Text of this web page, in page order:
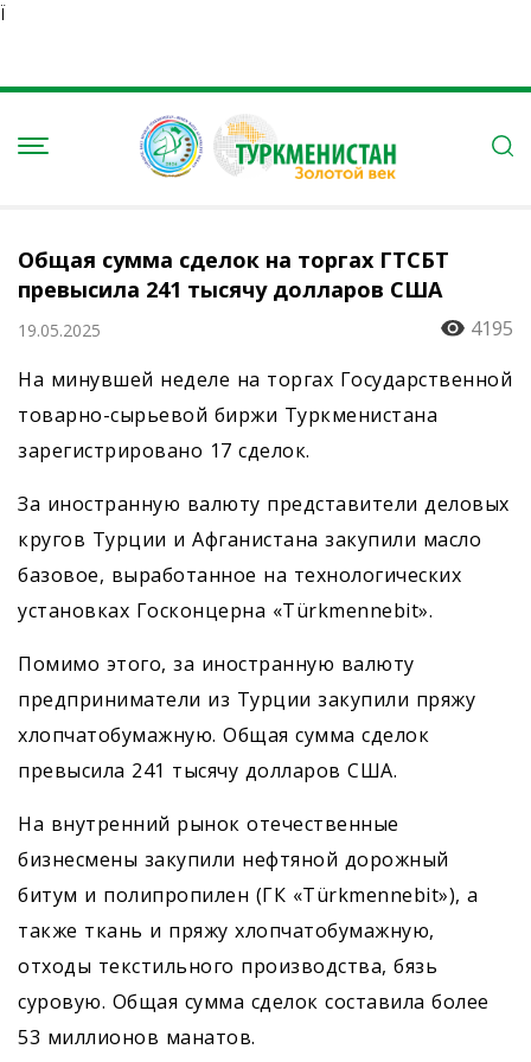
Ï
Общая сумма сделок на торгах ГТСБТ
превысила 241 тысячу долларов США
19.05.2025
4195
На минувшей неделе на торгах Государственной
товарно-сырьевой биржи Туркменистана
зарегистрировано 17 сделок.
За иностранную валюту представители деловых
кругов Турции и Афганистана закупили масло
базовое, выработанное на технологических
установках Госконцерна «Türkmennebit».
Помимо этого, за иностранную валюту
предприниматели из Турции закупили пряжу
хлопчатобумажную. Общая сумма сделок
превысила 241 тысячу долларов США.
На внутренний рынок отечественные
бизнесмены закупили нефтяной дорожный
битум и полипропилен (ГК «Türkmennebit»), а
также ткань и пряжу хлопчатобумажную,
отходы текстильного производства, бязь
суровую. Общая сумма сделок составила более
53 миллионов манатов.